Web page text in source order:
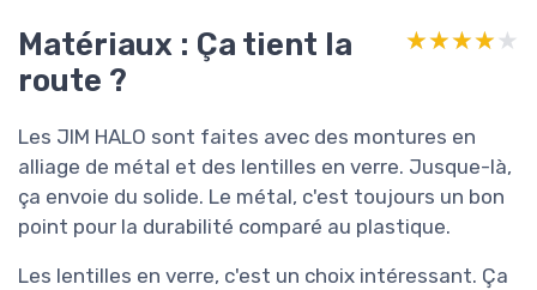
Matériaux : Ça tient la
route ?
★★★★★
★★★★★
Les JIM HALO sont faites avec des montures en
alliage de métal et des lentilles en verre. Jusque-là,
ça envoie du solide. Le métal, c'est toujours un bon
point pour la durabilité comparé au plastique.
Les lentilles en verre, c'est un choix intéressant. Ça